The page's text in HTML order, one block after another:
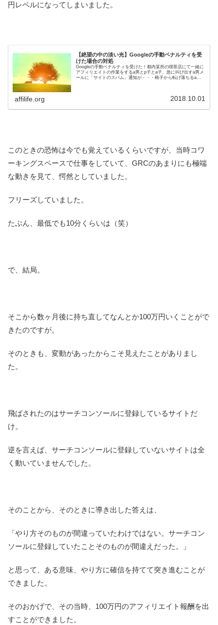
円レベルになってしまいました。
【絶望の中の淡い光】Googleの手動ペナルティを受
けた場合の対処
Googleの手動ペナルティを受けた！都内某所の喫茶店にて一緒に
アフィリエイトの作業をするa男とp子とa子。急に叫び出すa男メ
ールに「サイトのスパム」通知が・・・椅子から転げ落ちるa男
affilife.org 2018.10.01
このときの恐怖は今でも覚えているくらいですが、当時コワ
ーキングスペースで仕事をしていて、GRCのあまりにも極端
な動きを見て、愕然としていました。
フリーズしていました。
たぶん、最低でも10分くらいは（笑）
で、結局。
そこから数ヶ月後に持ち直してなんとか100万円いくことがで
きたのですが。
そのときも、変動があったからこそ見えたことがありまし
た。
飛ばされたのはサーチコンソールに登録しているサイトだ
け。
逆を言えば、サーチコンソールに登録していないサイトは全
く動いていませんでした。
そのことから、そのときに導き出した答えは、
「やり方そのものが間違っていたわけではない。サーチコン
ソールに登録していたことそのものが間違えだった。」
と思って、ある意味、やり方に確信を持てて突き進むことが
できました。
そのおかげで、その当時、100万円のアフィリエイト報酬を出
すことができました。